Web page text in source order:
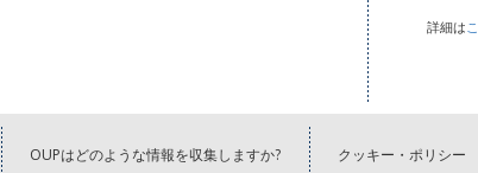
詳細は
OUPはどのような情報を収集しますか? クッキー・ポリシー